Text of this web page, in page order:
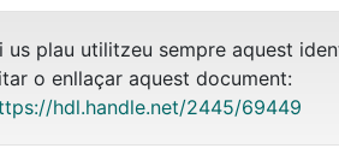
us plau utilitzeu sempre aquest
o enllaçar aquest document:
hdl.handle.net/2445/69449